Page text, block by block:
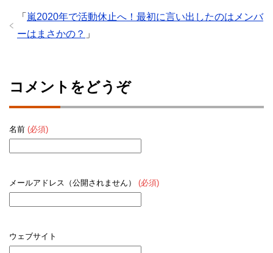
「 嵐2020年で活動休止へ！最初に言い出したのはメンバ
ーはまさかの？ 」
コメントをどうぞ
名前 (必須)
メールアドレス（公開されません） (必須)
ウェブサイト